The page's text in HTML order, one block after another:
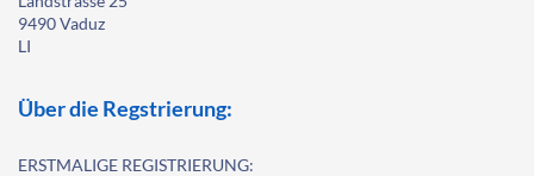
9490 Vaduz
LI
Über die Regstrierung:
ERSTMALIGE REGISTRIERUNG: